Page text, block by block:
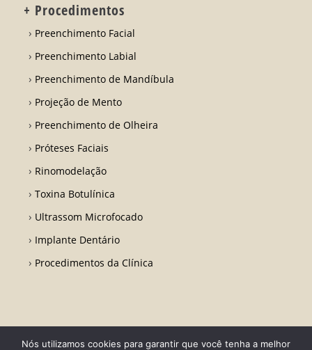
+ Procedimentos
Preenchimento Facial
Preenchimento Labial
Preenchimento de Mandíbula
Projeção de Mento
Preenchimento de Olheira
Próteses Faciais
Rinomodelação
Toxina Botulínica
Ultrassom Microfocado
Implante Dentário
Procedimentos da Clínica
Nós utilizamos cookies para garantir que você tenha a melhor